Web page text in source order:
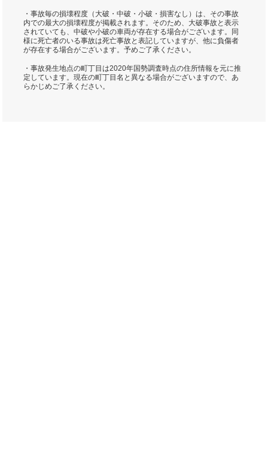
・事故毎の損壊程度（大破・中破・小破・損害なし）は、その事故
内での最大の損壊程度が掲載されます。そのため、大破事故と表示
されていても、中破や小破の車両が存在する場合がございます。同
様に死亡者のいる事故は死亡事故と表記していますが、他に負傷者
が存在する場合がございます。予めご了承ください。
・事故発生地点の町丁目は2020年国勢調査時点の住所情報を元に推
定しています。現在の町丁目名と異なる場合がございますので、あ
らかじめご了承ください。